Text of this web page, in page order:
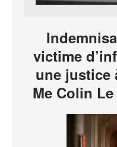
victime
une justice
Me Colin